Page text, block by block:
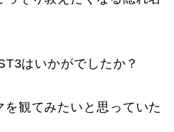
はいかがでしたか？
観てみたいと思っていた